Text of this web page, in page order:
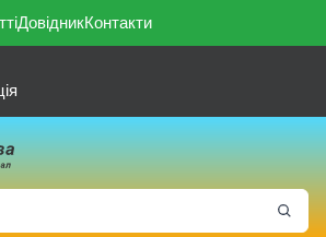
ДовідникКонтакти